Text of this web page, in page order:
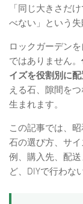
「同じ大きさだ
べない」という失
ロックガーデン
ではありません。
イズを役割別に
える石、隙間を
生まれます。
この記事では、
石の選び方、サ
例、購入先、配
ど、DIYで行わな